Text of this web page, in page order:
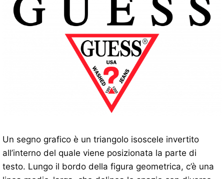
Un segno grafico è un triangolo isoscele invertito
all’interno del quale viene posizionata la parte di
testo. Lungo il bordo della figura geometrica, c’è una